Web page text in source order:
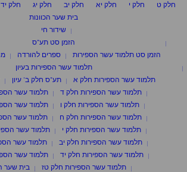
חלק ט
חלק י חלק יא חלק יב חלק יג חלק יד
בית שער הכוונות
שידור חי
הזמן סט תע"ס
הזמן סט תלמוד עשר הספירות
ספרים להורדה
תלמוד עשר הספירות בעיון
תלמוד עשר הספירות חלק א
תע"ס חלק ב' עיון
תלמוד עשר הספירות חלק ד
תלמוד עשר
תלמוד עשר הספירות חלק ו
תלמוד עשר
תלמוד עשר הספירות חלק ח
תלמוד עשר
תלמוד עשר הספירות חלק י
תלמוד עשר
תלמוד עשר הספירות חלק יב
תלמוד עשר
תלמוד עשר הספירות חלק יד
תלמוד עשר
תלמוד עשר הספירות חלק טז
בית שער